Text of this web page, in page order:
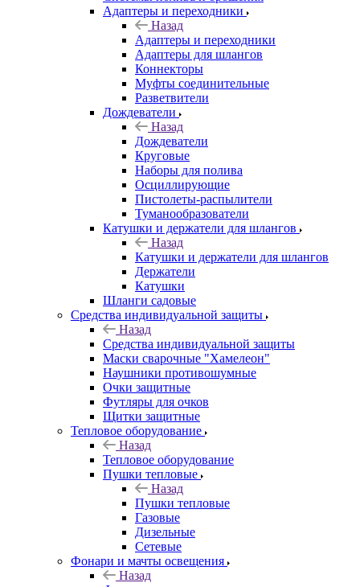
Адаптеры и переходники
Назад
Адаптеры и переходники
Адаптеры для шлангов
Коннекторы
Муфты соединительные
Разветвители
Дождеватели
Назад
Дождеватели
Круговые
Наборы для полива
Осциллирующие
Пистолеты-распылители
Туманообразователи
Катушки и держатели для шлангов
Назад
Катушки и держатели для шлангов
Держатели
Катушки
Шланги садовые
Средства индивидуальной защиты
Назад
Средства индивидуальной защиты
Маски сварочные "Хамелеон"
Наушники противошумные
Очки защитные
Футляры для очков
Щитки защитные
Тепловое оборудование
Назад
Тепловое оборудование
Пушки тепловые
Назад
Пушки тепловые
Газовые
Дизельные
Сетевые
Фонари и мачты освещения
Назад